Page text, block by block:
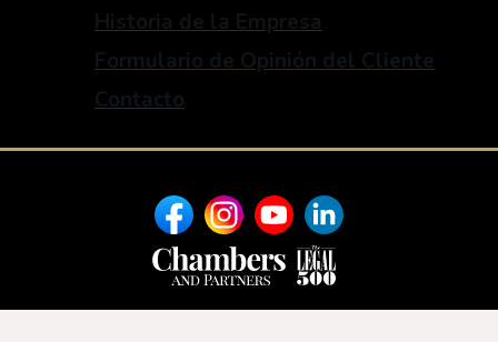
Historia de la Empresa
Formulario de Opinión del Cliente
Contacto